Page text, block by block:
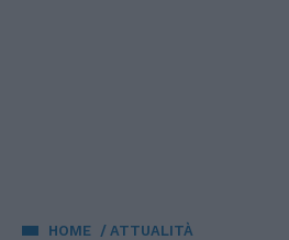
HOME ATTUALITÀ